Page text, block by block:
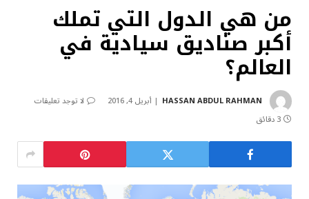
من هي الدول التي تملك
أكبر صناديق سيادية في
العالم؟
HASSAN ABDUL RAHMAN أبريل 4, 2016
لا توجد تعليقات
3 دقائق